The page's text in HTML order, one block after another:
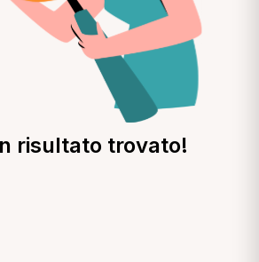
risultato trovato!